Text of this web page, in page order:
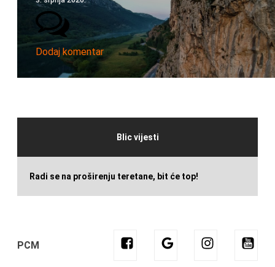
Dodaj komentar
Blic vijesti
Radi se na proširenju teretane, bit će top!
PCM